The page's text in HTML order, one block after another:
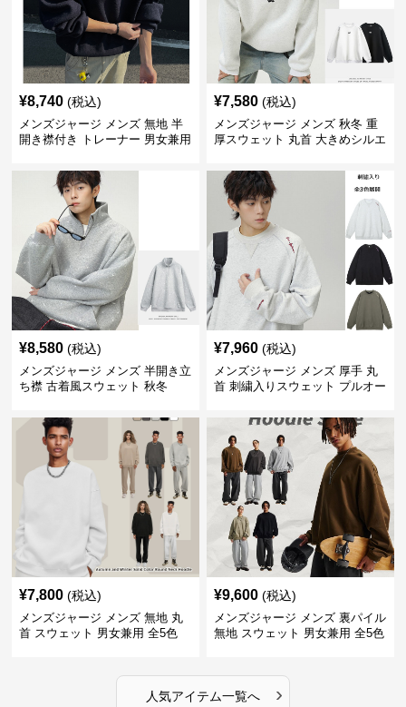
¥8,740 (税込)
メンズジャージ メンズ 無地 半
開き襟付き トレーナー 男女兼用
¥7,580 (税込)
メンズジャージ メンズ 秋冬 重
厚スウェット 丸首 大きめシルエ
¥8,580 (税込)
メンズジャージ メンズ 半開き立
ち襟 古着風スウェット 秋冬
¥7,960 (税込)
メンズジャージ メンズ 厚手 丸
首 刺繍入りスウェット プルオー
¥7,800 (税込)
メンズジャージ メンズ 無地 丸
首 スウェット 男女兼用 全5色
¥9,600 (税込)
メンズジャージ メンズ 裏パイル
無地 スウェット 男女兼用 全5色
人気アイテム一覧へ ›